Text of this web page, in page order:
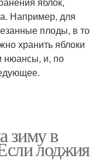
Например, для
плоды, в то
хранить яблоки
нюансы, и, по
зиму в
лоджия